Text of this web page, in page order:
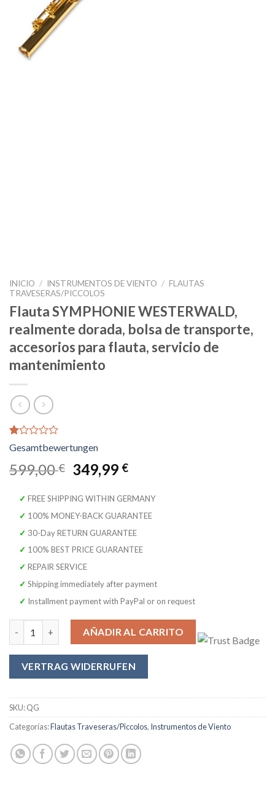
INICIO / INSTRUMENTOS DE VIENTO / FLAUTAS
TRAVESERAS/PICCOLOS
Flauta SYMPHONIE WESTERWALD,
realmente dorada, bolsa de transporte,
accesorios para flauta, servicio de
mantenimiento
Valorado
con
1.00
de
base
1
cliente
599,00€ El
precio
original
era:
599,00 €.
349,99 €El
actual
es:
349,99 €.
✓ FREE SHIPPING WITHIN GERMANY
✓ 100% MONEY-BACK GUARANTEE
✓ 30-Day RETURN GUARANTEE
✓ 100% BEST PRICE GUARANTEE
✓ REPAIR SERVICE
✓ Shipping immediately after payment
✓ Installment payment with PayPal or on request
Flauta SYMPHONIE WESTERWALD, realmente dorada,
AÑADIR AL CARRITO
VERTRAG WIDERRUFEN
SKU:QG
Categorías:Flautas Traveseras/Piccolos, Instrumentos de Viento